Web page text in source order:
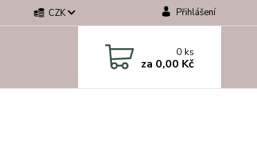
CZK Přihlášení
0ks
za 0,00 Kč